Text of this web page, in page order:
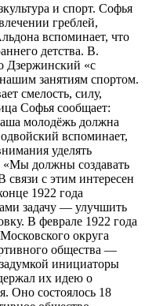
и спорт. Софья
греблей,
вспоминает, что
детства. В.
Дзержинский «с
занятиям спортом.
смелость, силу,
Софья сообщает:
молодёжь должна
вспоминает,
уделять
должны создавать
с этим интересен
1922 года
задачу — улучшить
В феврале 1922 года
округа
общества —
инициаторы
их идею о
Оно состоялось 18